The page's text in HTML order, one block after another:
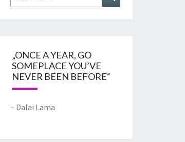
„ONCE A YEAR, GO
SOMEPLACE YOU’VE
NEVER BEEN BEFORE“
– Dalai Lama